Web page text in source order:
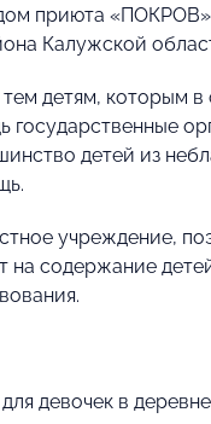
приюта
Калужской
детям, которым
государственные
детей из
учреждение,
содержание
девочек в